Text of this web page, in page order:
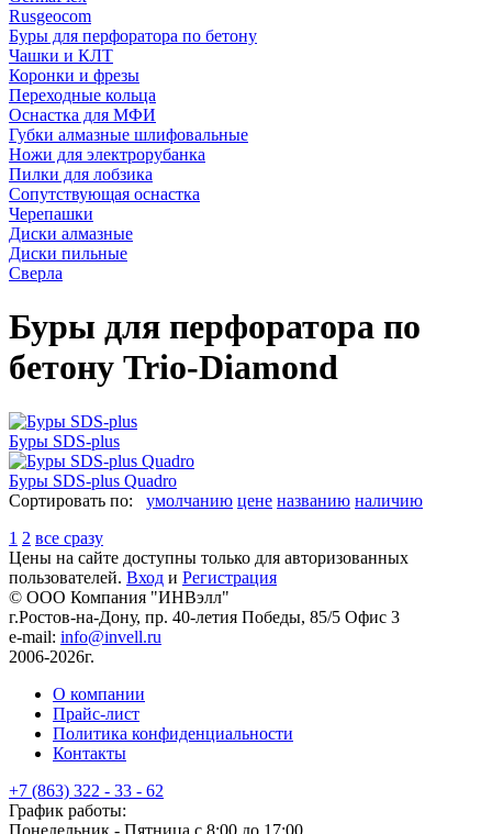
Rusgeocom
Буры для перфоратора по бетону
Чашки и КЛТ
Коронки и фрезы
Переходные кольца
Оснастка для МФИ
Губки алмазные шлифовальные
Ножи для электрорубанка
Пилки для лобзика
Сопутствующая оснастка
Черепашки
Диски алмазные
Диски пильные
Сверла
Буры для перфоратора по
бетону Trio-Diamond
Буры SDS-plus
Буры SDS-plus Quadro
Сортировать по: умолчанию цене названию наличию
1 2 все сразу
Цены на сайте доступны только для авторизованных
пользователей. Вход и Регистрация
© ООО Компания "ИНВэлл"
г.Ростов-на-Дону, пр. 40-летия Победы, 85/5 Офис 3
e-mail: info@invell.ru
2006-2026г.
О компании
Прайс-лист
Политика конфиденциальности
Контакты
+7 (863) 322 - 33 - 62
График работы:
Понедельник - Пятница с 8:00 до 17:00